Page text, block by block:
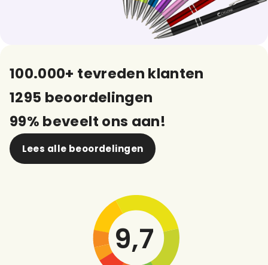
100.000+ tevreden klanten
1295 beoordelingen
99% beveelt ons aan!
Lees alle beoordelingen
9,7